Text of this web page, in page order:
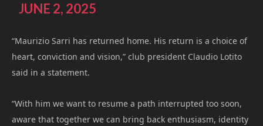
JUNE 2, 2025
“Maurizio Sarri has returned home. His return is a choice of
heart, conviction and vision,” club president Claudio Lotito
said in a statement.
“With him we want to resume a path interrupted too soon,
aware that together we can bring back enthusiasm, identity